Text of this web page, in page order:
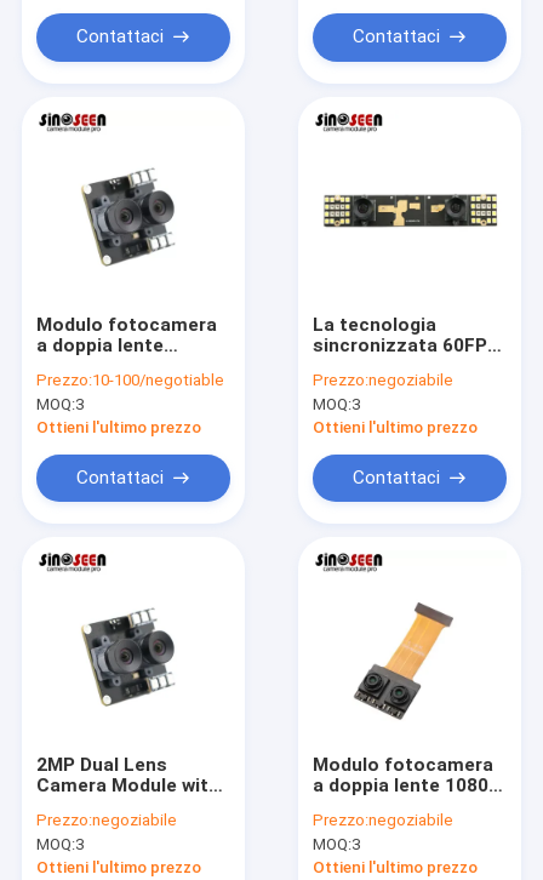
Contattaci Contattaci
Modulo fotocamera
a doppia lente
Prezzo:10-100/negotiable
MOQ:3
Ottieni l'ultimo prezzo
Contattaci
La tecnologia
sincronizzata 60FPS
stereotipia del
modulo 2.5MP 3D
della macchina
lente
Prezzo:negoziabile
MOQ:3
Ottieni l'ultimo prezzo
Contattaci
2MP Dual Lens
Camera Module with
Interface for
Embedded and
Industrial
Prezzo:negoziabile
MOQ:3
Ottieni l'ultimo prezzo
Modulo fotocamera
a doppia lente 1080P
Prezzo:negoziabile
MOQ:3
Ottieni l'ultimo prezzo